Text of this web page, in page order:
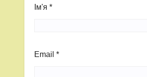
Ім'я *
Email *